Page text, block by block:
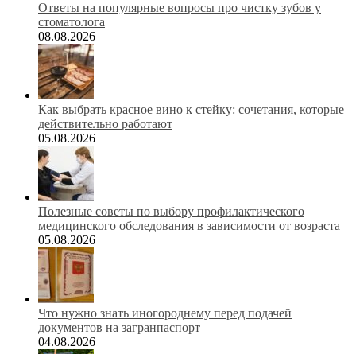
Ответы на популярные вопросы про чистку зубов у
стоматолога
08.08.2026
Как выбрать красное вино к стейку: сочетания, которые
действительно работают
05.08.2026
Полезные советы по выбору профилактического
медицинского обследования в зависимости от возраста
05.08.2026
Что нужно знать иногороднему перед подачей
документов на загранпаспорт
04.08.2026